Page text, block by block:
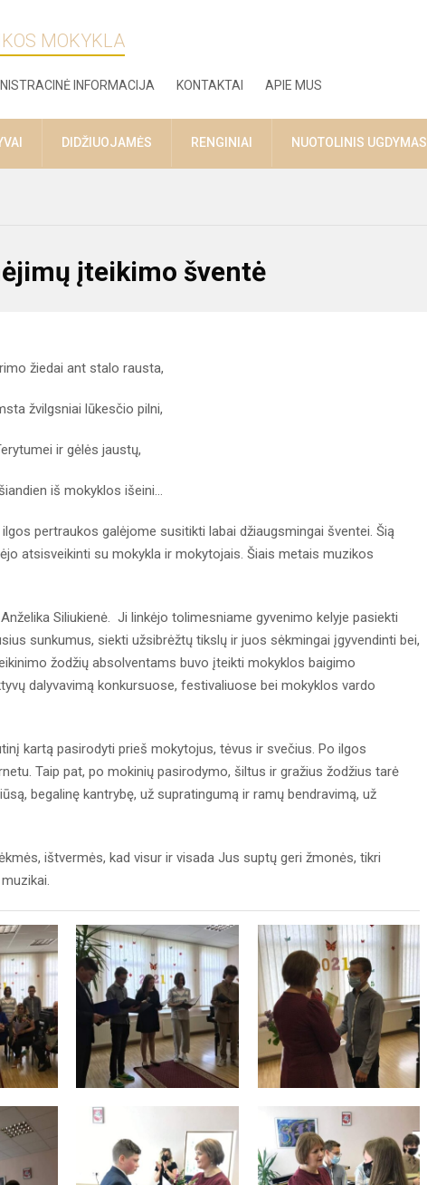
MOKYKLA
INFORMACIJA KONTAKTAI APIE MUS
DIDŽIUOJAMĖS RENGINIAI NUOTOLINIS UGDYMAS
įteikimo šventė
žiedai ant stalo rausta,
žvilgsniai lūkesčio pilni,
ir gėlės jaustų,
iš mokyklos išeini…
pertraukos galėjome susitikti labai džiaugsmingai šventei. Šią
atsisveikinti su mokykla ir mokytojais. Šiais metais muzikos
Siliukienė. Ji linkėjo tolimesniame gyvenimo kelyje pasiekti
sunkumus, siekti užsibrėžtų tikslų ir juos sėkmingai įgyvendinti bei,
žodžių absolventams buvo įteikti mokyklos baigimo
dalyvavimą konkursuose, festivaliuose bei mokyklos vardo
kartą pasirodyti prieš mokytojus, tėvus ir svečius. Po ilgos
Taip pat, po mokinių pasirodymo, šiltus ir gražius žodžius tarė
begalinę kantrybę, už supratingumą ir ramų bendravimą, už
ištvermės, kad visur ir visada Jus suptų geri žmonės, tikri